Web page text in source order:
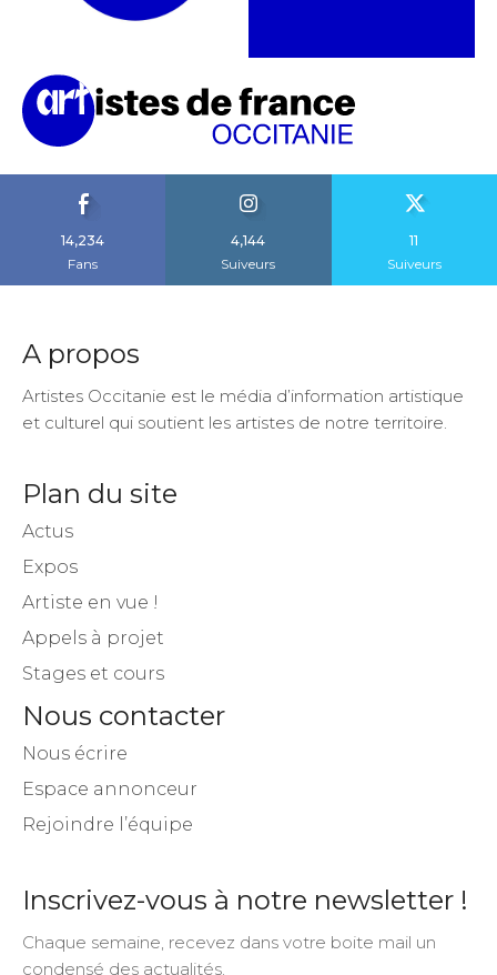
14,234
Fans
4,144
Suiveurs
11
Suiveurs
A propos
Artistes Occitanie est le média d’information artistique
et culturel qui soutient les artistes de notre territoire.
Plan du site
Actus
Expos
Artiste en vue !
Appels à projet
Stages et cours
Nous contacter
Nous écrire
Espace annonceur
Rejoindre l’équipe
Inscrivez-vous à notre newsletter !
Chaque semaine, recevez dans votre boite mail un
condensé des actualités.